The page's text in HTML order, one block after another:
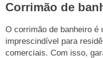
Corrimão de
O corrimão de banheiro é
imprescindível para
comerciais. Com isso,